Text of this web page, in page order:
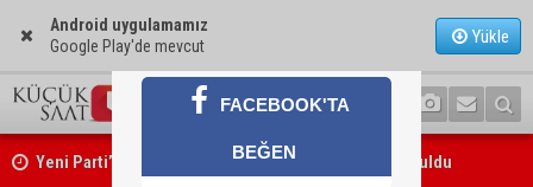
Android uygulamamız
Google Play'de mevcut
Yükle
Yeni Parti’nin Sarıçam ve Karataş teşkilatları oluşturuldu
Feke Belediye Başkanı Cömert Özen, Adana Valisi Mustafa Yavuz’u
FACEBOOK'TA
BEĞEN